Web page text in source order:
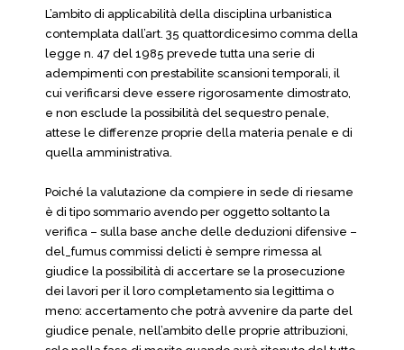
L’ambito di applicabilità della disciplina urbanistica
contemplata dall’art. 35 quattordicesimo comma della
legge n. 47 del 1985 prevede tutta una serie di
adempimenti con prestabilite scansioni temporali, il
cui verificarsi deve essere rigorosamente dimostrato,
e non esclude la possibilità del sequestro penale,
attese le differenze proprie della materia penale e di
quella amministrativa.
Poiché la valutazione da compiere in sede di riesame
è di tipo sommario avendo per oggetto soltanto la
verifica – sulla base anche delle deduzioni difensive –
del_fumus commissi delicti è sempre rimessa al
giudice la possibilità di accertare se la prosecuzione
dei lavori per il loro completamento sia legittima o
meno: accertamento che potrà avvenire da parte del
giudice penale, nell’ambito delle proprie attribuzioni,